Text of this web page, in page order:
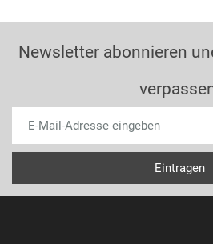
Newsletter abonnieren